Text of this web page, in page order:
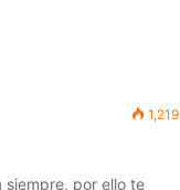
1,219
por ello te